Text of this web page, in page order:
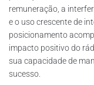
remuneração, a
e o uso crescente de
posicionamento
impacto positivo do
sua capacidade de
sucesso.